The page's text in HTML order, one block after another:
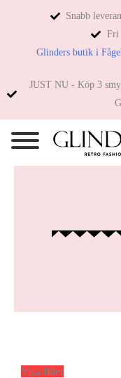
Snabb
Fri
Glinders butik i
JUST NU - Köp 3
Visa filter